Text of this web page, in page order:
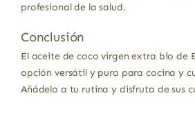
profesional de la salud.
Conclusión
El aceite de coco virgen extra bio de
opción versátil y pura para cocina y
Añádelo a tu rutina y disfruta de sus